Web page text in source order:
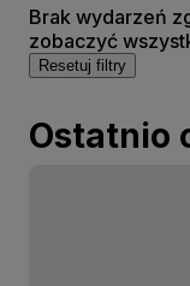
Brak wydarzeń
zobaczyć
Resetuj filtry
Ostatnio